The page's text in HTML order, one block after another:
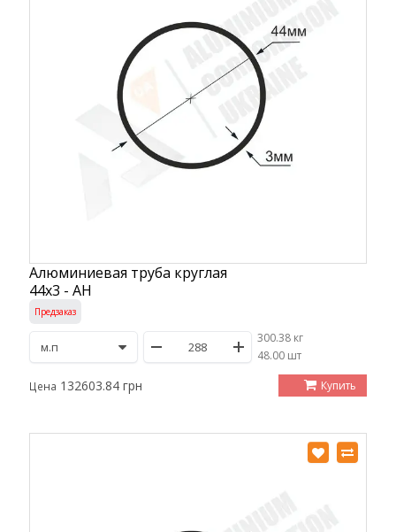
Алюминиевая труба круглая
44х3 - АН
Предзаказ
300.38 кг
/48.00 шт
Цена 132603.84 грн Купить